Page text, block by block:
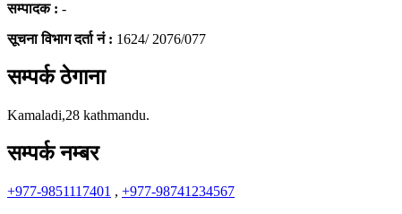
सम्पादक : -
सूचना विभाग दर्ता नं : 1624/ 2076/077
सम्पर्क ठेगाना
Kamaladi,28 kathmandu.
सम्पर्क नम्बर
+977-9851117401 , +977-98741234567